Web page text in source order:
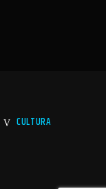
CULTURA